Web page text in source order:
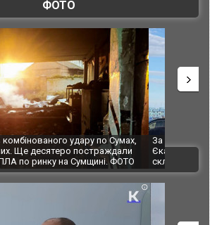
ФОТО
від кордону з Україною: в
після атаки дронів загорівся
ФОТО. ВІДЕО
"Мої
ВІДЕО